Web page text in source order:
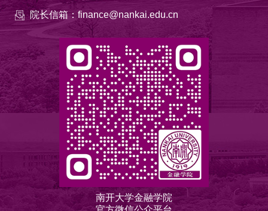
院长信箱：finance@nankai.edu.cn
南开大学金融学院